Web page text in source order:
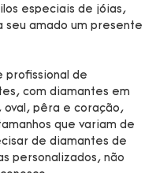
especiais de jóias,
seu amado um presente
profissional de
com diamantes em
oval, pêra e coração,
que variam de
de diamantes de
personalizados, não